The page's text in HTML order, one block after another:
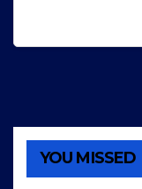
YOU MISSED